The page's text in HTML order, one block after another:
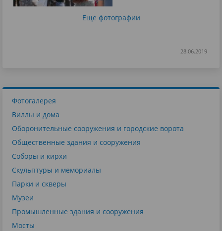
Еще фотографии
28.06.2019
Фотогалерея
Виллы и дома
Оборонительные сооружения и городские ворота
Общественные здания и сооружения
Соборы и кирхи
Скульптуры и мемориалы
Парки и скверы
Музеи
Промышленные здания и сооружения
Мосты